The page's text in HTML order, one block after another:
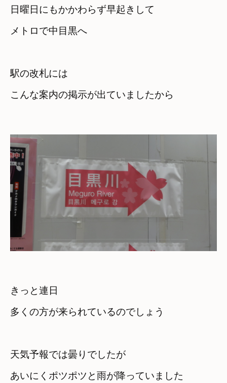
日曜日にもかかわらず早起きして
メトロで中目黒へ
駅の改札には
こんな案内の掲示が出ていましたから
きっと連日
多くの方が来られているのでしょう
天気予報では曇りでしたが
あいにくポツポツと雨が降っていました